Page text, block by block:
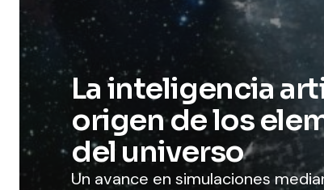
La inteligencia
origen de los
del universo
Un avance en simulaciones